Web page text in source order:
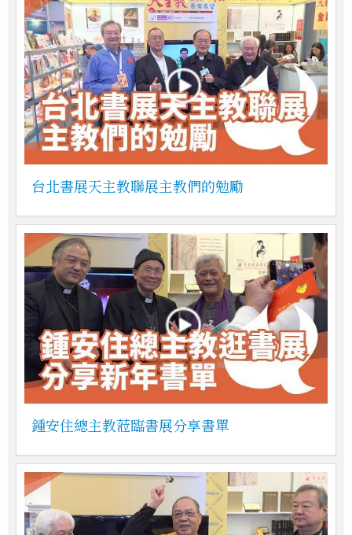
台北書展天主教聯展主教們的勉勵
鍾安住總主教蒞臨書展分享書單